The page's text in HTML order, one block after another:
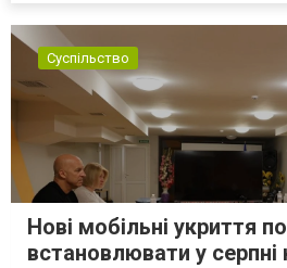
Суспільство
Нові мобільні укриття
встановлювати у серпні